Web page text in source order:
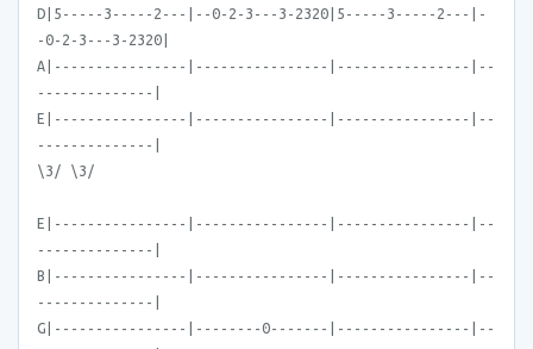
D|5-----3-----2---|--0-2-3---3-2320|5-----3-----2---|-
-0-2-3---3-2320|
A|----------------|----------------|----------------|--
--------------|
E|----------------|----------------|----------------|--
--------------|
\3/ \3/
E|----------------|----------------|----------------|--
--------------|
B|----------------|----------------|----------------|--
--------------|
G|----------------|--------0-------|----------------|--